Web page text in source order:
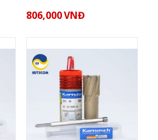
806,000VNĐ